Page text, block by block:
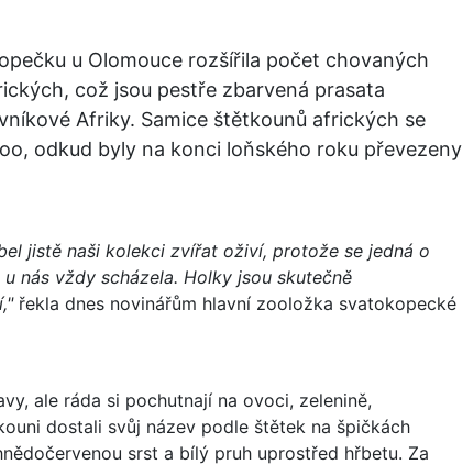
u Olomouce rozšířila počet chovaných
což jsou pestře zbarvená prasata
Afriky. Samice štětkounů afrických se
odkud byly na konci loňského roku převezeny
jistě naši kolekci zvířat oživí, protože se jedná o
nás vždy scházela. Holky jsou skutečně
řekla dnes novinářům hlavní zooložka svatokopecké
ale ráda si pochutnají na ovoci, zelenině,
dostali svůj název podle štětek na špičkách
srst a bílý pruh uprostřed hřbetu. Za